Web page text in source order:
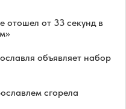
отошел от 33 секунд в
объявляет набор
сгорела